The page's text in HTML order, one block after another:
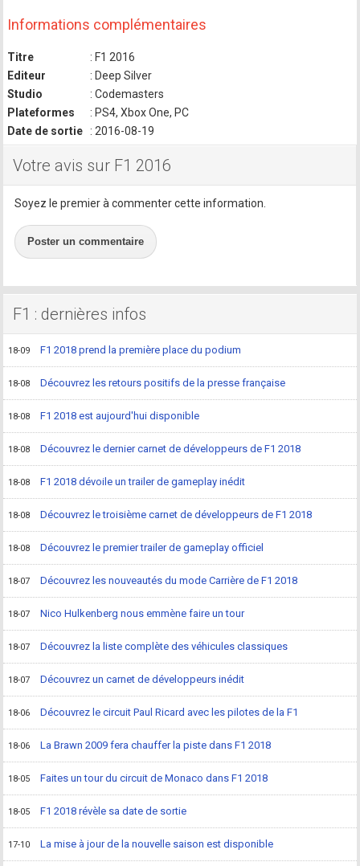
Informations complémentaires
Titre
: F1 2016
Editeur
: Deep Silver
Studio
: Codemasters
Plateformes
: PS4, Xbox One, PC
Date de sortie
: 2016-08-19
Votre avis sur F1 2016
Soyez le premier à commenter cette information.
Poster un commentaire
F1 : dernières infos
18-09 F1 2018 prend la première place du podium
18-08 Découvrez les retours positifs de la presse française
18-08 F1 2018 est aujourd'hui disponible
18-08 Découvrez le dernier carnet de développeurs de F1 2018
18-08 F1 2018 dévoile un trailer de gameplay inédit
18-08 Découvrez le troisième carnet de développeurs de F1 2018
18-08 Découvrez le premier trailer de gameplay officiel
18-07 Découvrez les nouveautés du mode Carrière de F1 2018
18-07 Nico Hulkenberg nous emmène faire un tour
18-07 Découvrez la liste complète des véhicules classiques
18-07 Découvrez un carnet de développeurs inédit
18-06 Découvrez le circuit Paul Ricard avec les pilotes de la F1
18-06 La Brawn 2009 fera chauffer la piste dans F1 2018
18-05 Faites un tour du circuit de Monaco dans F1 2018
18-05 F1 2018 révèle sa date de sortie
17-10 La mise à jour de la nouvelle saison est disponible